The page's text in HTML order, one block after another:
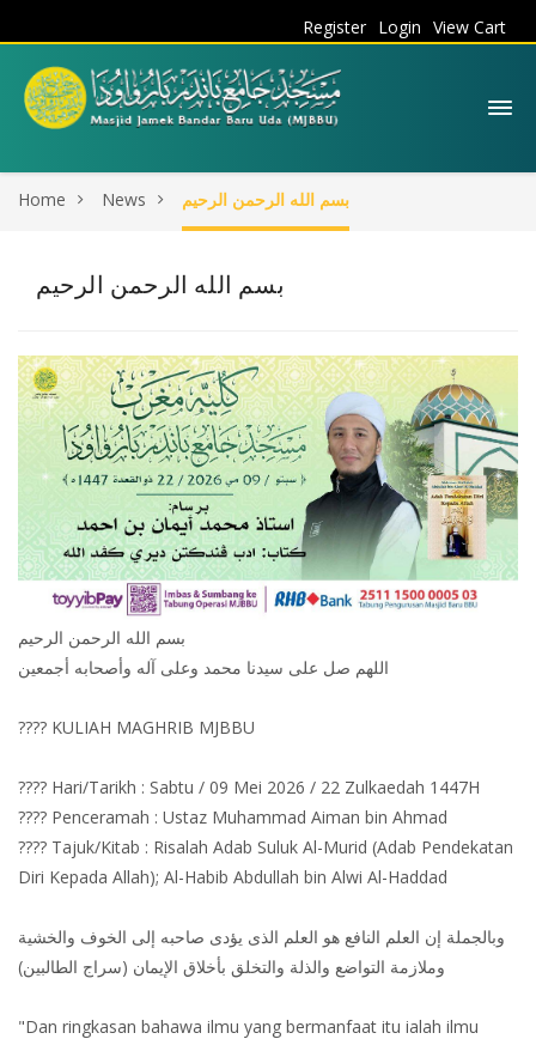
View Cart
Login
Register
Home News بسم الله الرحمن الرحيم
بسم الله الرحمن الرحيم
بسم الله الرحمن الرحيم
اللهم صل على سيدنا محمد وعلى آله وأصحابه أجمعين
???? KULIAH MAGHRIB MJBBU
???? Hari/Tarikh : Sabtu / 09 Mei 2026 / 22 Zulkaedah 1447H
???? Penceramah : Ustaz Muhammad Aiman bin Ahmad
???? Tajuk/Kitab : Risalah Adab Suluk Al-Murid (Adab Pendekatan
Diri Kepada Allah); Al-Habib Abdullah bin Alwi Al-Haddad
وبالجملة إن العلم النافع هو العلم الذى يؤدى صاحبه إلى الخوف والخشية
وملازمة التواضع والذلة والتخلق بأخلاق الإيمان (سراج الطالبين)
"Dan ringkasan bahawa ilmu yang bermanfaat itu ialah ilmu